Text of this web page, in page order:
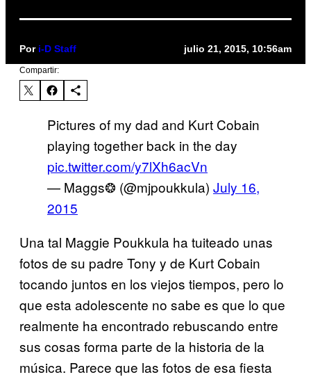
Por i-D Staff julio 21, 2015, 10:56am
Compartir:
Pictures of my dad and Kurt Cobain
playing together back in the day
pic.twitter.com/y7lXh6acVn
— Maggs❂ (@mjpoukkula) July 16,
2015
Una tal Maggie Poukkula ha tuiteado unas
fotos de su padre Tony y de Kurt Cobain
tocando juntos en los viejos tiempos, pero lo
que esta adolescente no sabe es que lo que
realmente ha encontrado rebuscando entre
sus cosas forma parte de la historia de la
música. Parece que las fotos de esa fiesta